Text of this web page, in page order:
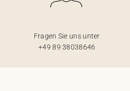
Fragen Sie uns unter
+49 89 38038646